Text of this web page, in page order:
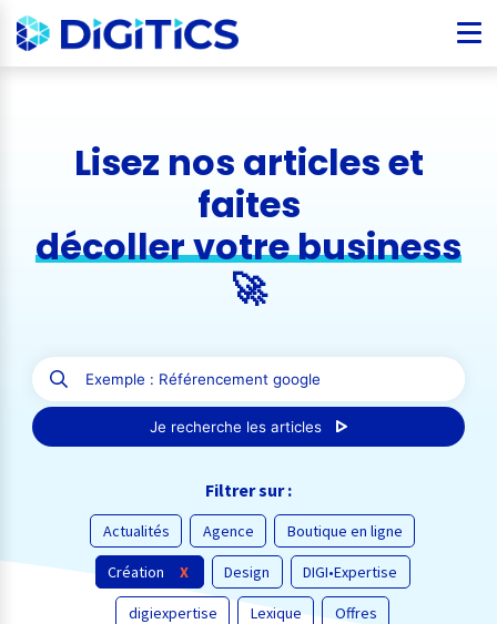
Lisez nos articles et
faites
décoller votre business
🚀
Je recherche les articles
Filtrer sur :
Actualités Agence Boutique en ligne
Création Design DIGI•Expertise
digiexpertise Lexique Offres